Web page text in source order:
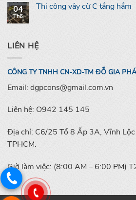
04
Th6
Thi công vây cừ C tầng hầm
LIÊN HỆ
CÔNG TY TNHH CN-XD-TM ĐỖ GIA
Email: dgpcons@gmail.com.vn
Liên hệ: O942 145 145
Địa chỉ: C6/25 Tổ 8 Ấp 3A, Vĩnh Lộc
TPHCM.
Giờ làm việc: (8:00 AM – 6:00 PM)